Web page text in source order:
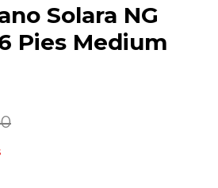
Solara NG
Pies Medium